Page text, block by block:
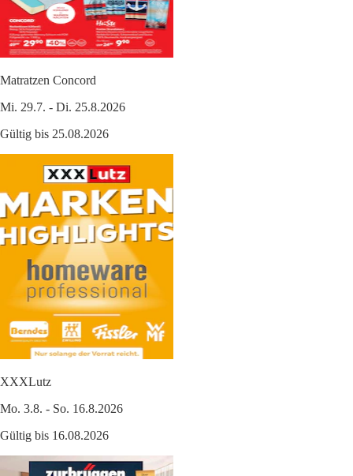
Matratzen Concord
Mi. 29.7. - Di. 25.8.2026
Gültig bis 25.08.2026
XXXLutz
Mo. 3.8. - So. 16.8.2026
Gültig bis 16.08.2026